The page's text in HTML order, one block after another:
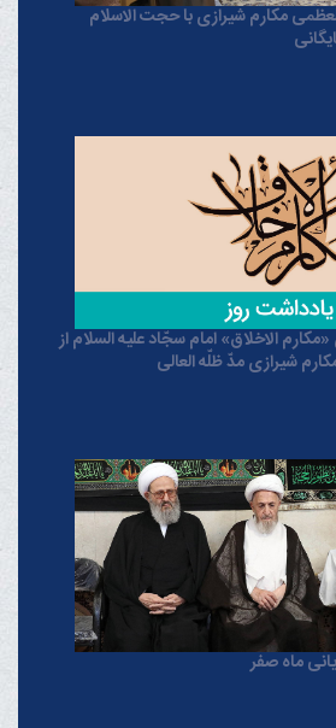
مکارم شیرازی با حجت الاسلام
الاخلاق» امام سجّاد علیه السلام از
شیرازی مدّ ظلّه العالی
ماه صفر